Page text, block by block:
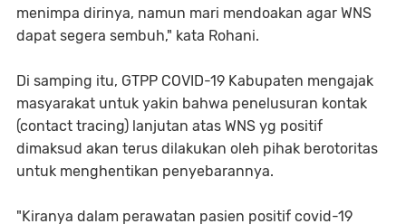
menimpa dirinya, namun mari mendoakan agar WNS
dapat segera sembuh," kata Rohani.
Di samping itu, GTPP COVID-19 Kabupaten mengajak
masyarakat untuk yakin bahwa penelusuran kontak
(contact tracing) lanjutan atas WNS yg positif
dimaksud akan terus dilakukan oleh pihak berotoritas
untuk menghentikan penyebarannya.
"Kiranya dalam perawatan pasien positif covid-19